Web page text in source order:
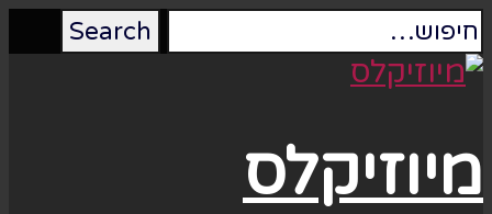
מיוזיקלס